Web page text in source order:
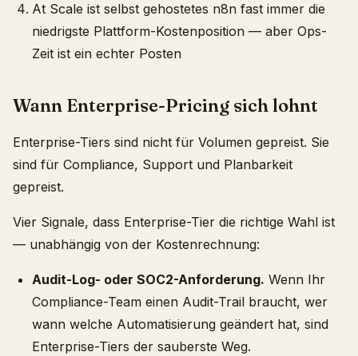
At Scale ist selbst gehostetes n8n fast immer die
niedrigste Plattform-Kostenposition — aber Ops-
Zeit ist ein echter Posten
Wann Enterprise-Pricing sich lohnt
Enterprise-Tiers sind nicht für Volumen gepreist. Sie
sind für Compliance, Support und Planbarkeit
gepreist.
Vier Signale, dass Enterprise-Tier die richtige Wahl ist
— unabhängig von der Kostenrechnung:
Audit-Log- oder SOC2-Anforderung. Wenn Ihr
Compliance-Team einen Audit-Trail braucht, wer
wann welche Automatisierung geändert hat, sind
Enterprise-Tiers der sauberste Weg.